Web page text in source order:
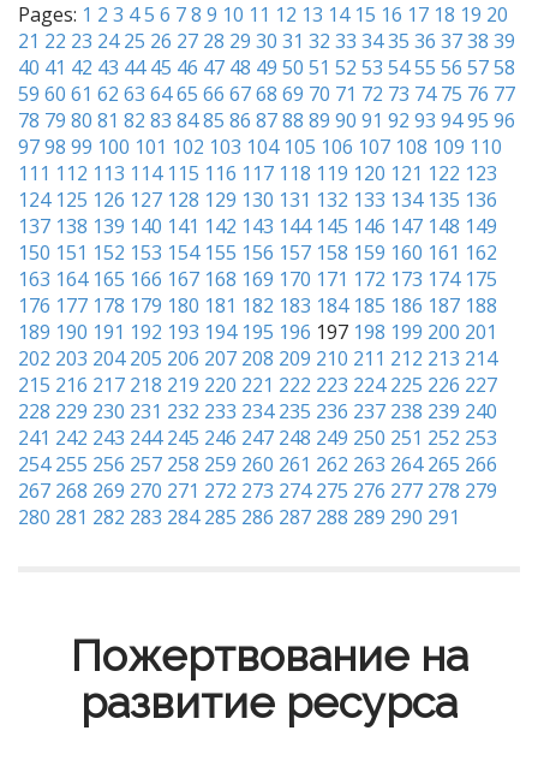
Pages: 1 2 3 45 6 78 9 10 11 12 13 14 15 16 17 18 19 20
21 22 23 24 25 26 27 28 29 30 31 32 33 3435 36 3738 39
40 41 42 43 44 45 46 47 48 49 50 51 52 53 5455 56 5758
59 60 61 62 63 6465 66 6768 69 70 71 72 73 74 75 76 77
78 79 80 81 82 83 8485 86 8788 89 90 91 92 93 9495 96
9798 99 100 101 102 103 104 105 106 107 108 109 110
111 112 113 114 115 116 117 118 119 120 121 122 123
124 125 126 127 128 129 130 131 132 133 134 135 136
137 138 139 140 141 142 143 144 145 146 147 148 149
150 151 152 153 154 155 156 157 158 159 160 161 162
163 164 165 166 167 168 169 170 171 172 173 174 175
176 177 178 179 180 181 182 183 184 185 186 187 188
189 190 191 192 193 194 195 196 197 198 199 200 201
202 203 204 205 206 207 208 209 210 211 212 213 214
215 216 217 218 219 220 221 222 223 224 225 226 227
228 229 230 231 232 233 234 235 236 237 238 239 240
241 242 243 244 245 246 247 248 249 250 251 252 253
254 255 256 257 258 259 260 261 262 263 264 265 266
267 268 269 270 271 272 273 274 275 276 277 278 279
280 281 282 283 284 285 286 287 288 289 290 291
Пожертвование на
развитие ресурса